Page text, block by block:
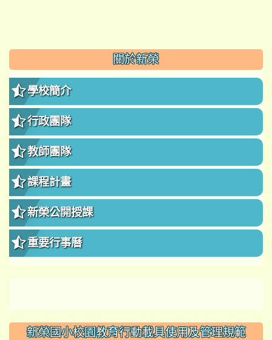
::: 關於新榮
學校簡介
行政團隊
教師團隊
課程計畫
新榮公開授課
重要行事曆
新榮國小校園教育行動載具使用及管理規範